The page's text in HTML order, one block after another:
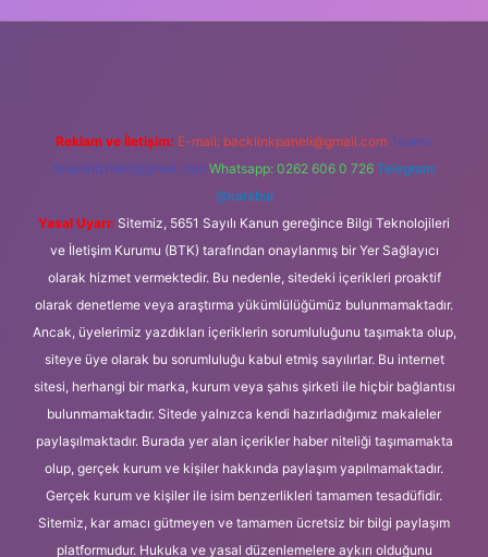
Reklam ve İletişim: E-mail: backlinkpaneli@gmail.com Teams:
forumhizmeti@gmail.com Whatsapp: 0262 606 0 726 Telegram:
@karabul
Yasal Uyarı: Sitemiz, 5651 Sayılı Kanun gereğince Bilgi Teknolojileri
ve İletişim Kurumu (BTK) tarafından onaylanmış bir Yer Sağlayıcı
olarak hizmet vermektedir. Bu nedenle, sitedeki içerikleri proaktif
olarak denetleme veya araştırma yükümlülüğümüz bulunmamaktadır.
Ancak, üyelerimiz yazdıkları içeriklerin sorumluluğunu taşımakta olup,
siteye üye olarak bu sorumluluğu kabul etmiş sayılırlar. Bu internet
sitesi, herhangi bir marka, kurum veya şahıs şirketi ile hiçbir bağlantısı
bulunmamaktadır. Sitede yalnızca kendi hazırladığımız makaleler
paylaşılmaktadır. Burada yer alan içerikler haber niteliği taşımamakta
olup, gerçek kurum ve kişiler hakkında paylaşım yapılmamaktadır.
Gerçek kurum ve kişiler ile isim benzerlikleri tamamen tesadüfidir.
Sitemiz, kar amacı gütmeyen ve tamamen ücretsiz bir bilgi paylaşım
platformudur. Hukuka ve yasal düzenlemelere aykırı olduğunu